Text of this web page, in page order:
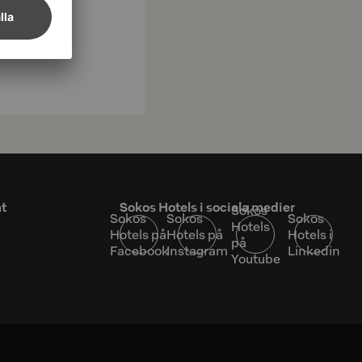
Sokos Hotels i sociala medier
Sokos
Hotels på
Facebook
Sokos
Hotels på
Instagram
Sokos
Hotels
på
Youtube
Sokos
Hotels i
Linkedin